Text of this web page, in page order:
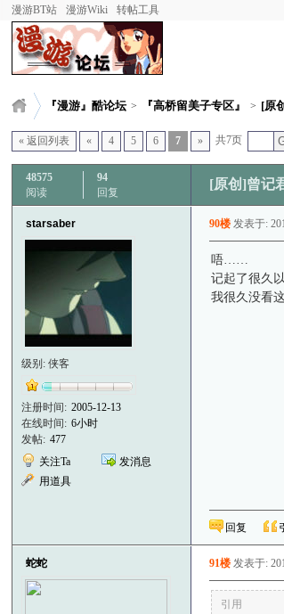
漫游BT站 漫游Wiki 转帖工具
『漫游』酷论坛 > 『高桥留美子专区』 > [原
« 返回列表 « 4 5 6 7 » 共7页
48575
阅读
94
回复
[原创]曾记
starsaber
级别: 侠客
注册时间: 2005-12-13
在线时间: 6小时
发帖: 477
关注Ta
发消息
用道具
90楼 发表于:
唔……
记起了很久
我很久没看
回复
蛇蛇 91楼 发表于:
引用